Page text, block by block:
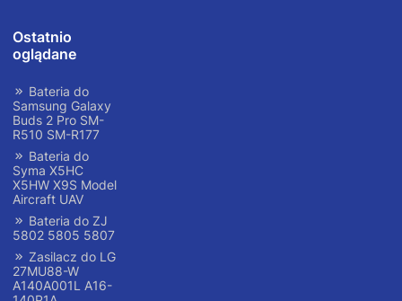
Ostatnio
oglądane
Bateria do
Samsung Galaxy
Buds 2 Pro SM-
R510 SM-R177
Bateria do
Syma X5HC
X5HW X9S Model
Aircraft UAV
Bateria do ZJ
5802 5805 5807
Zasilacz do LG
27MU88-W
A140A001L A16-